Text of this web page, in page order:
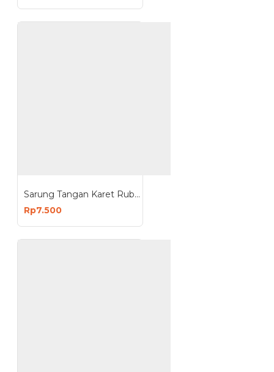
Sarung Tangan Karet Rubber Hand Gloves Rumah Tangga Serbaguna
Rp7.500